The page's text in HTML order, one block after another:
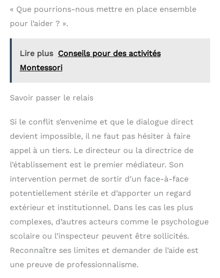
« Que pourrions-nous mettre en place ensemble
pour l’aider ? ».
Lire plus Conseils pour des activités
Montessori
Savoir passer le relais
Si le conflit s’envenime et que le dialogue direct
devient impossible, il ne faut pas hésiter à faire
appel à un tiers. Le directeur ou la directrice de
l’établissement est le premier médiateur. Son
intervention permet de sortir d’un face-à-face
potentiellement stérile et d’apporter un regard
extérieur et institutionnel. Dans les cas les plus
complexes, d’autres acteurs comme le psychologue
scolaire ou l’inspecteur peuvent être sollicités.
Reconnaître ses limites et demander de l’aide est
une preuve de professionnalisme.